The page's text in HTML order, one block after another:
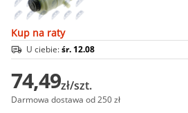
Kup na raty
U ciebie:śr. 12.08
74,49zł/szt.
Darmowa dostawa od 250 zł